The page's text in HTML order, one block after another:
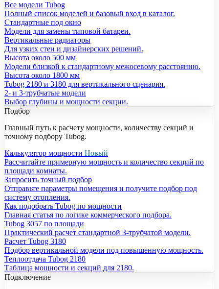
Все модели Tubog
Полный список моделей и базовый вход в каталог.
Стандартные под окно
Модели для замены типовой батареи.
Вертикальные радиаторы
Для узких стен и дизайнерских решений.
Высота около 500 мм
Модели близкой к стандартному межосевому расстоянию.
Высота около 1800 мм
Tubog 2180 и 3180 для вертикального сценария.
2- и 3-трубчатые модели
Выбор глубины и мощности секции.
Подбор
Главный путь к расчету мощности, количеству секций и
точному подбору Tubog.
Калькулятор мощности Новый
Рассчитайте примерную мощность и количество секций по
площади комнаты.
Запросить точный подбор
Отправьте параметры помещения и получите подбор под
систему отопления.
Как подобрать Tubog по мощности
Главная статья по логике коммерческого подбора.
Tubog 3057 по площади
Практический расчет стандартной 3-трубчатой модели.
Расчет Tubog 3180
Подбор вертикальной модели под повышенную мощность.
Теплоотдача Tubog 2180
Таблица мощности и секций для 2180.
Подключение